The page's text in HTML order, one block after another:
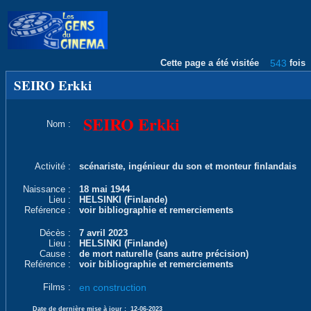
Cette page a été visitée 543 fois
SEIRO Erkki
Nom : SEIRO Erkki
Activité : scénariste, ingénieur du son et monteur finlandais
Naissance :
18 mai 1944
Lieu :
HELSINKI (Finlande)
Reférence :
voir bibliographie et remerciements
Décès :
7 avril 2023
Lieu :
HELSINKI (Finlande)
Cause :
de mort naturelle (sans autre précision)
Reférence :
voir bibliographie et remerciements
Films : en construction
Date de dernière mise à jour : 12-06-2023